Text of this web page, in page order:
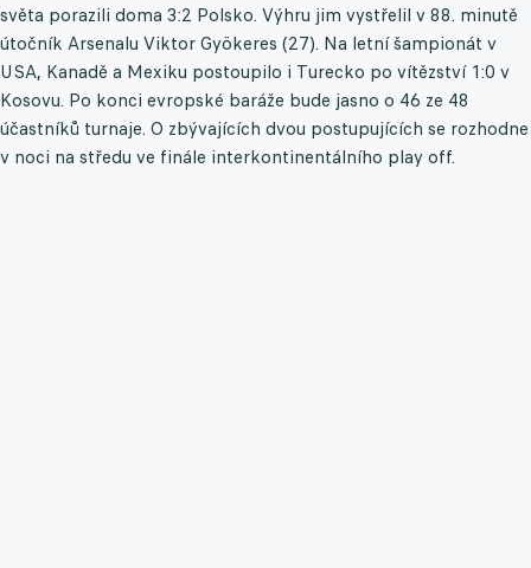
světa porazili doma 3:2 Polsko. Výhru jim vystřelil v 88. minutě
útočník Arsenalu Viktor Gyökeres (27). Na letní šampionát v
USA, Kanadě a Mexiku postoupilo i Turecko po vítězství 1:0 v
Kosovu. Po konci evropské baráže bude jasno o 46 ze 48
účastníků turnaje. O zbývajících dvou postupujících se rozhodne
v noci na středu ve finále interkontinentálního play off.